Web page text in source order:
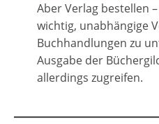
Aber Verlag bestellen
wichtig, unabhängige
Buchhandlungen zu
Ausgabe der
allerdings zugreifen.